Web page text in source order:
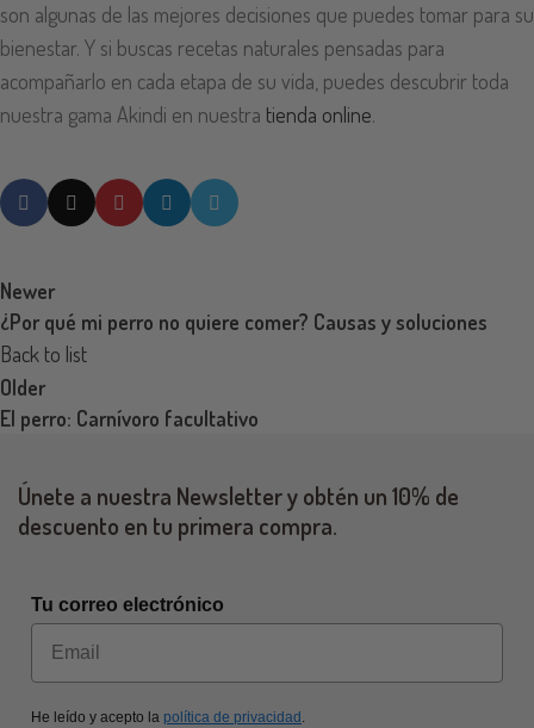
son algunas de las mejores decisiones que puedes tomar para su
bienestar. Y si buscas recetas naturales pensadas para
acompañarlo en cada etapa de su vida, puedes descubrir toda
nuestra gama Akindi en nuestra tienda online.
Newer
¿Por qué mi perro no quiere comer? Causas y soluciones
Back to list
Older
El perro: Carnívoro facultativo
Únete a nuestra Newsletter y obtén un 10% de
descuento en tu primera compra.
Tu correo electrónico
He leído y acepto la política de privacidad .